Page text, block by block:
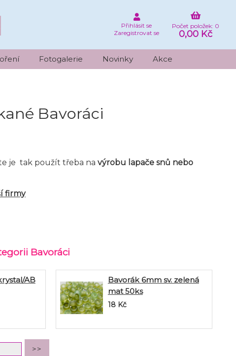
Počet položek: 0
0,00 Kč
Přihlásit se
Zaregistrovat se
Fotogalerie Novinky Akce
Bavoráci
je tak použít třeba na výrobu lapače snů nebo
firmy
Bavoráci
AB
Bavorák 6mm sv. zelená
mat 50ks
18 Kč